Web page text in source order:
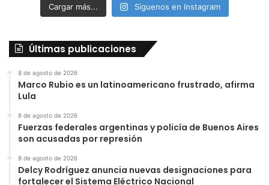
Cargar más... Síguenos en Instagram
Últimas publicaciones
8 de agosto de 2026
Marco Rubio es un latinoamericano frustrado, afirma
Lula
8 de agosto de 2026
Fuerzas federales argentinas y policía de Buenos Aires
son acusadas por represión
8 de agosto de 2026
Delcy Rodríguez anuncia nuevas designaciones para
fortalecer el Sistema Eléctrico Nacional